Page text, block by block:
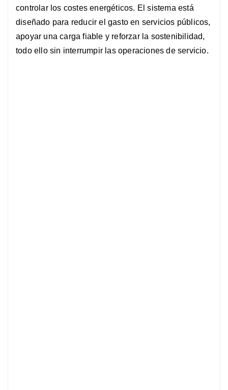
controlar los costes energéticos. El sistema está
diseñado para reducir el gasto en servicios públicos,
apoyar una carga fiable y reforzar la sostenibilidad,
todo ello sin interrumpir las operaciones de servicio.